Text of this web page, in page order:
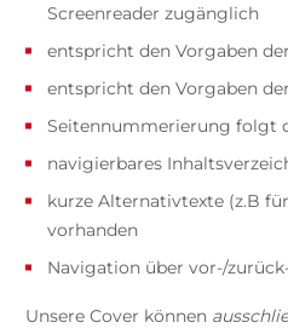
Screenreader zugänglich
entspricht den Vorgaben der
entspricht den Vorgaben
Seitennummerierung folgt
navigierbares
kurze Alternativtexte (z.B
vorhanden
Navigation über vor-/
Unsere Cover können